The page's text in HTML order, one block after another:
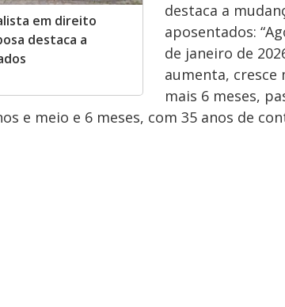
em direito
destaca a
destaca a
aposentados:
de janeiro de
aumenta, cresce
mais 6 meses,
e meio e 6 meses, com 35 anos de